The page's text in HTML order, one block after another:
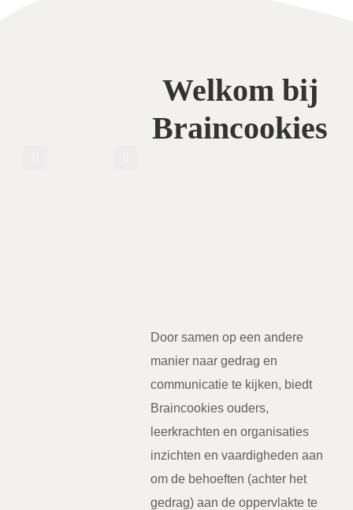
Welkom bij
Braincookies
Door samen op een andere
manier naar gedrag en
communicatie te kijken, biedt
Braincookies ouders,
leerkrachten en organisaties
inzichten en vaardigheden aan
om de behoeften (achter het
gedrag) aan de oppervlakte te